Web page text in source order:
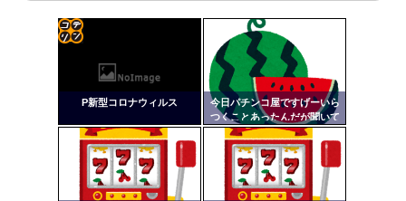
【画像】ペプシコーラ社、「こういうのでいいんだよ」
な新商品を発売
Powered by livedoor 相互RSS
P新型コロナウィルス
今日パチンコ屋ですげーいら
つくことあったんだが聞いて
くれ
定リ
ンク
自動